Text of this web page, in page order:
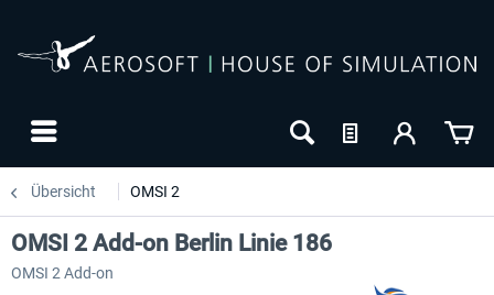
Übersicht OMSI 2
OMSI 2 Add-on Berlin Linie 186
OMSI 2 Add-on